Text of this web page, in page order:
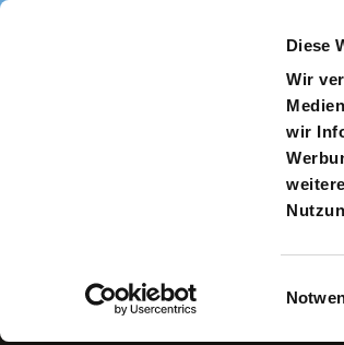
Diese
Wir
wir
Direkt zum Inhalt
Marie